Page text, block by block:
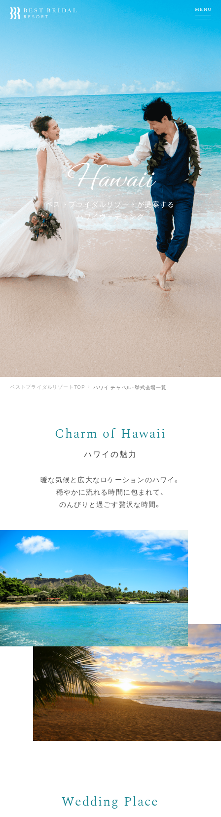
MENU
ベストブライダルリゾートが提案する
ハワイウェディング
ベストブライダルリゾートTOP ハワイ チャペル･挙式会場一覧
ハワイの魅力
暖な気候と広大なロケーションのハワイ。
穏やかに流れる時間に包まれて、
のんびりと過ごす贅沢な時間。
ハワイ
挙式スタイル
チャペル ガーデン 教会 ホテル
対応プラン
カジュアルプラン スタンダードプラン
パーティプラン
会場ポイント
海が見える パーティ会場併設
ステンドグラス 天井が高い
貸切可能 組数限定
バージンロード10m以上 緑に囲まれている
ガーデンパーティー プライベート感
ハワイらしい雰囲気
会場イメージ
アットホーム クラシカル ナチュラル
その他スタイル
少人数OK 大人数OK
ふたりきりで マタニティでも安心
お子さま連れでも安心 授乳室あり